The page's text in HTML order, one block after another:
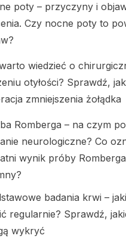
poty – przyczyny i
Czy nocne poty to
wiedzieć o
otyłości? Sprawdź,
zmniejszenia żołądka
Romberga – na czym
neurologiczne? Co
wynik próby
badania krwi –
regularnie? Sprawdź,
wykryć